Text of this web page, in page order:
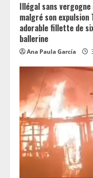
Illégal sans
malgré son
adorable fillette de
ballerine
Ana Paula García